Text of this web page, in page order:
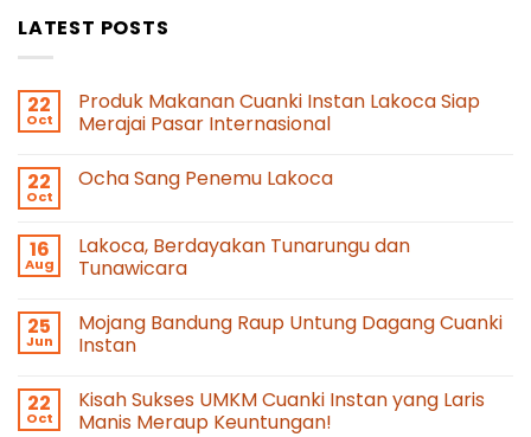
LATEST POSTS
22
Oct
Produk Makanan Cuanki Instan Lakoca Siap
Merajai Pasar Internasional
22
Oct
Ocha Sang Penemu Lakoca
16
Aug
Lakoca, Berdayakan Tunarungu dan
Tunawicara
25
Jun
Mojang Bandung Raup Untung Dagang Cuanki
Instan
22
Oct
Kisah Sukses UMKM Cuanki Instan yang Laris
Manis Meraup Keuntungan!